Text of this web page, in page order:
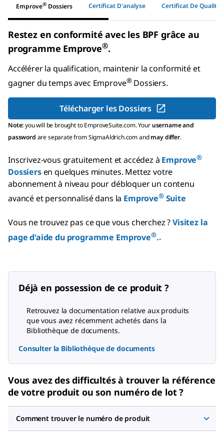
Emprove® Dossiers Certificat D'analyse Certificat De Qualité
Restez en conformité avec les BPF grâce au
programme Emprove®.
Accélérer la qualification, maintenir la conformité et
gagner du temps avec Emprove®Dossiers.
Télécharger les Dossiers
Note:you will be brought to EmproveSuite.com. Yourusername and
password are separate from SigmaAldrich.com andmay differ.
Inscrivez-vous gratuitement et accédez à Emprove®
Dossiersen quelques minutes. Mettez votre
abonnement à niveau pour débloquer un contenu
avancé et personnalisé dans la Emprove®Suite
Vous ne trouvez pas ce que vous cherchez ?Visitez la
page d'aide du programme Emprove®..
Déjà en possession de ce produit ?
Retrouvez la documentation relative aux produits
que vous avez récemment achetés dans la
Bibliothèque de documents.
Consulter la Bibliothèque de documents
Vous avez des difficultés à trouver la référence
de votre produit ou son numéro de lot ?
Comment trouver le numéro de produit